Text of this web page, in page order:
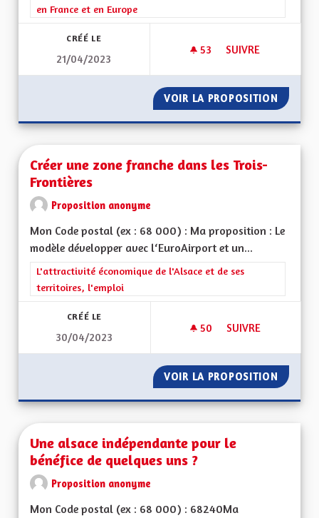
en France et en Europe
CRÉÉ LE
21/04/2023
53 53 ABONNÉS
SUIVRE
VOIR LA PROPOSITION
Créer une zone franche dans les Trois-
Frontières
Proposition anonyme
Mon Code postal (ex : 68 000) : Ma proposition : Le
modèle développer avec l‘EuroAirport et un...
Filtrer les résultats de la catégorie : L'attractivité
L'attractivité économique de l'Alsace et de ses
territoires, l'emploi
CRÉÉ LE
30/04/2023
50 50 ABONNÉS
SUIVRE
VOIR LA PROPOSITION
Une alsace indépendante pour le
bénéfice de quelques uns ?
Proposition anonyme
Mon Code postal (ex : 68 000) : 68240Ma